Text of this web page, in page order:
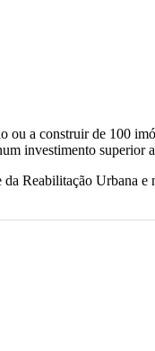
ou a construir de 100
investimento superior
Reabilitação Urbana e